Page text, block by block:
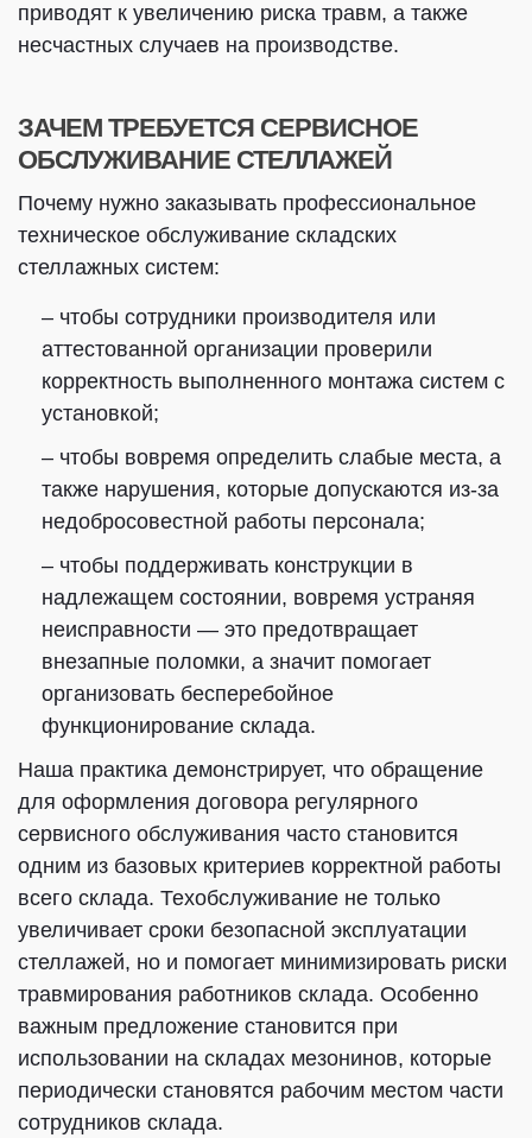
приводят к увеличению риска травм, а также
несчастных случаев на производстве.
ЗАЧЕМ ТРЕБУЕТСЯ СЕРВИСНОЕ
ОБСЛУЖИВАНИЕ СТЕЛЛАЖЕЙ
Почему нужно заказывать профессиональное
техническое обслуживание складских
стеллажных систем:
– чтобы сотрудники производителя или
аттестованной организации проверили
корректность выполненного монтажа систем с
установкой;
– чтобы вовремя определить слабые места, а
также нарушения, которые допускаются из-за
недобросовестной работы персонала;
– чтобы поддерживать конструкции в
надлежащем состоянии, вовремя устраняя
неисправности — это предотвращает
внезапные поломки, а значит помогает
организовать бесперебойное
функционирование склада.
Наша практика демонстрирует, что обращение
для оформления договора регулярного
сервисного обслуживания часто становится
одним из базовых критериев корректной работы
всего склада. Техобслуживание не только
увеличивает сроки безопасной эксплуатации
стеллажей, но и помогает минимизировать риски
травмирования работников склада. Особенно
важным предложение становится при
использовании на складах мезонинов, которые
периодически становятся рабочим местом части
сотрудников склада.